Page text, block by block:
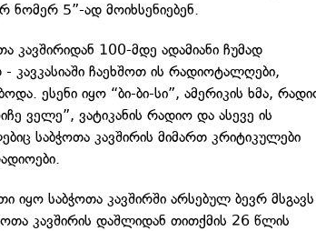
ნომერ 5”-ად მოიხსენიებენ.
კავშირიდან 100-მდე ადამიანი ჩუმად
კავკასიაში ჩაეხშოთ ის რადიოტალღები,
ესენი იყო “ბი-ბი-სი”, ამერიკის ხმა,
ველე”, ვატიკანის რადიო და ასევე ის
საბჭოთა კავშირის მიმართ კრიტიკულები
საბჭოთა კავშირში არსებულ ბევრ მსგავს
კავშირის დაშლიდან თითქმის 26 წლის